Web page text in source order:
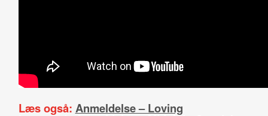
Læs også: Anmeldelse – Loving